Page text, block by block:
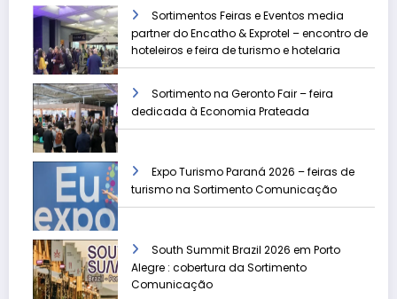
Sortimentos Feiras e Eventos media
partner do Encatho & Exprotel – encontro de
hoteleiros e feira de turismo e hotelaria
Sortimento na Geronto Fair – feira
dedicada à Economia Prateada
Expo Turismo Paraná 2026 – feiras de
turismo na Sortimento Comunicação
South Summit Brazil 2026 em Porto
Alegre : cobertura da Sortimento
Comunicação